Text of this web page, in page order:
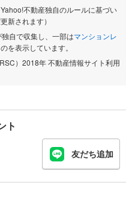
不動産独自のルールに基づい
新されます）
自で収集し、一部はマンションレ
を表示しています。
）2018年 不動産情報サイト利用
ト
友だち追加